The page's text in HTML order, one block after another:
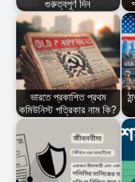
গুরুত্বপূর্ণ দিন
ভারতে প্রকাশিত প্রথম
কমিউনিস্ট পত্রিকার নাম কি?